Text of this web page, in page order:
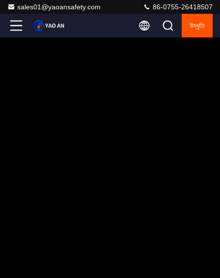
sales01@yaoansafety.com 86-0755-26418507
উদ্ধৃতি